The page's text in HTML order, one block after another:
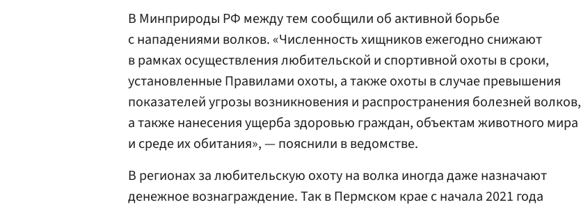
В Минприроды РФ между тем сообщили об активной борьбе
с нападениями волков. «Численность хищников ежегодно снижают
в рамках осуществления любительской и спортивной охоты в сроки,
установленные Правилами охоты, а также охоты в случае превышения
показателей угрозы возникновения и распространения болезней волков,
а также нанесения ущерба здоровью граждан, объектам животного мира
и среде их обитания», — пояснили в ведомстве.
В регионах за любительскую охоту на волка иногда даже назначают
денежное вознаграждение. Так в Пермском крае с начала 2021 года